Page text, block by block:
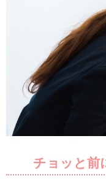
チョッと前